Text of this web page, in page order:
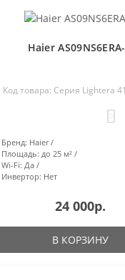
Haier
Код товара: Серия Lightera
Бренд: Haier
Площадь: до 25 м²
Wi-Fi: Да
Инвертор: Нет
24 000р.
В КОРЗИНУ